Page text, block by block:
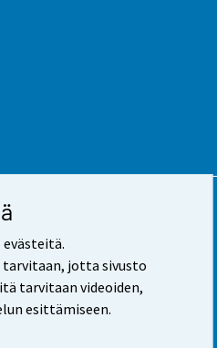
jotta sivusto
tarvitaan videoiden,
esittämiseen.